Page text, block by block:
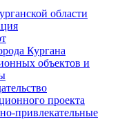
области
Кургана
объектов и
проекта
привлекательные